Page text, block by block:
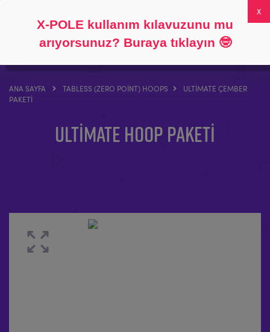
0
ANA SAYFA TABLESS (ZERO POINT) HOOPS
ULTIMATE ÇEMBER
PAKETI
Ultimate Hoop Paketi
X-POLE kullanım kılavuzunu mu
arıyorsunuz? Buraya tıklayın 🤓